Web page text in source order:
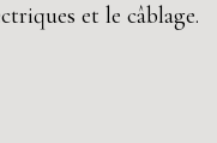
et le câblage.